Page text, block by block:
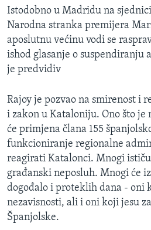
Istodobno u Madridu na
Narodna stranka premijera
aposlutnu većinu vodi se
ishod glasanje o suspendiranju
je predvidiv
Rajoy je pozvao na smirenost i
i zakon u Kataloniju. Ono što je
će primjena člana 155
funkcioniranje regionalne
reagirati Katalonci. Mnogi
građanski neposluh. Mnogi će
dogođalo i proteklih dana - oni
nezavisnosti, ali i oni koji jesu
Španjolske.